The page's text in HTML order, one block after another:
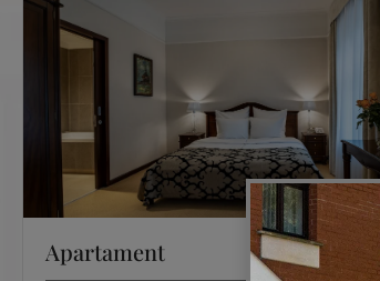
Apartament